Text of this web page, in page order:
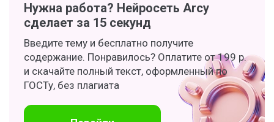
Нужна работа? Нейросеть Arcy
сделает за 15 секунд
Введите тему и бесплатно получите
содержание. Понравилось? Оплатите от 199 р.
и скачайте полный текст, оформленный по
ГОСТу, без плагиата